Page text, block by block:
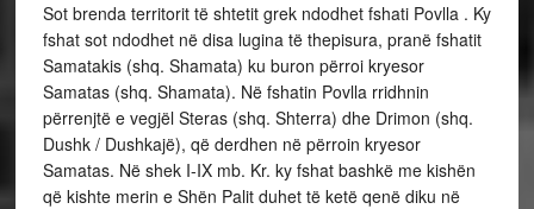
Sot brenda territorit të shtetit grek ndodhet fshati Povlla . Ky
fshat sot ndodhet në disa lugina të thepisura, pranë fshatit
Samatakis (shq. Shamata) ku buron përroi kryesor
Samatas (shq. Shamata). Në fshatin Povlla rridhnin
përrenjtë e vegjël Steras (shq. Shterra) dhe Drimon (shq.
Dushk / Dushkajë), që derdhen në përroin kryesor
Samatas. Në shek I-IX mb. Kr. ky fshat bashkë me kishën
që kishte merin e Shën Palit duhet të ketë qenë diku në